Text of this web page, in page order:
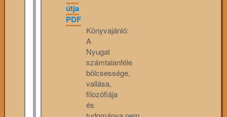
útja
PDF
Könyvajánló:
A
Nyugat
számtalanféle
bölcsessége,
vallása,
filozófiája
és